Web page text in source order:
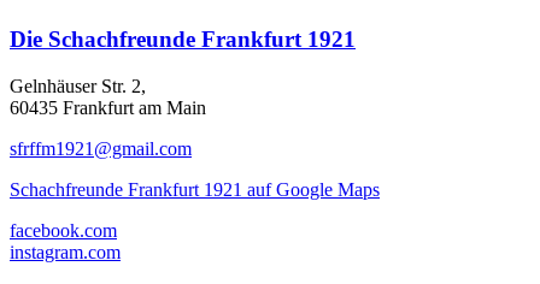
Die Schachfreunde Frankfurt 1921
Gelnhäuser Str. 2,
60435 Frankfurt am Main
sfrffm1921@gmail.com
Schachfreunde Frankfurt 1921 auf Google Maps
facebook.com
instagram.com